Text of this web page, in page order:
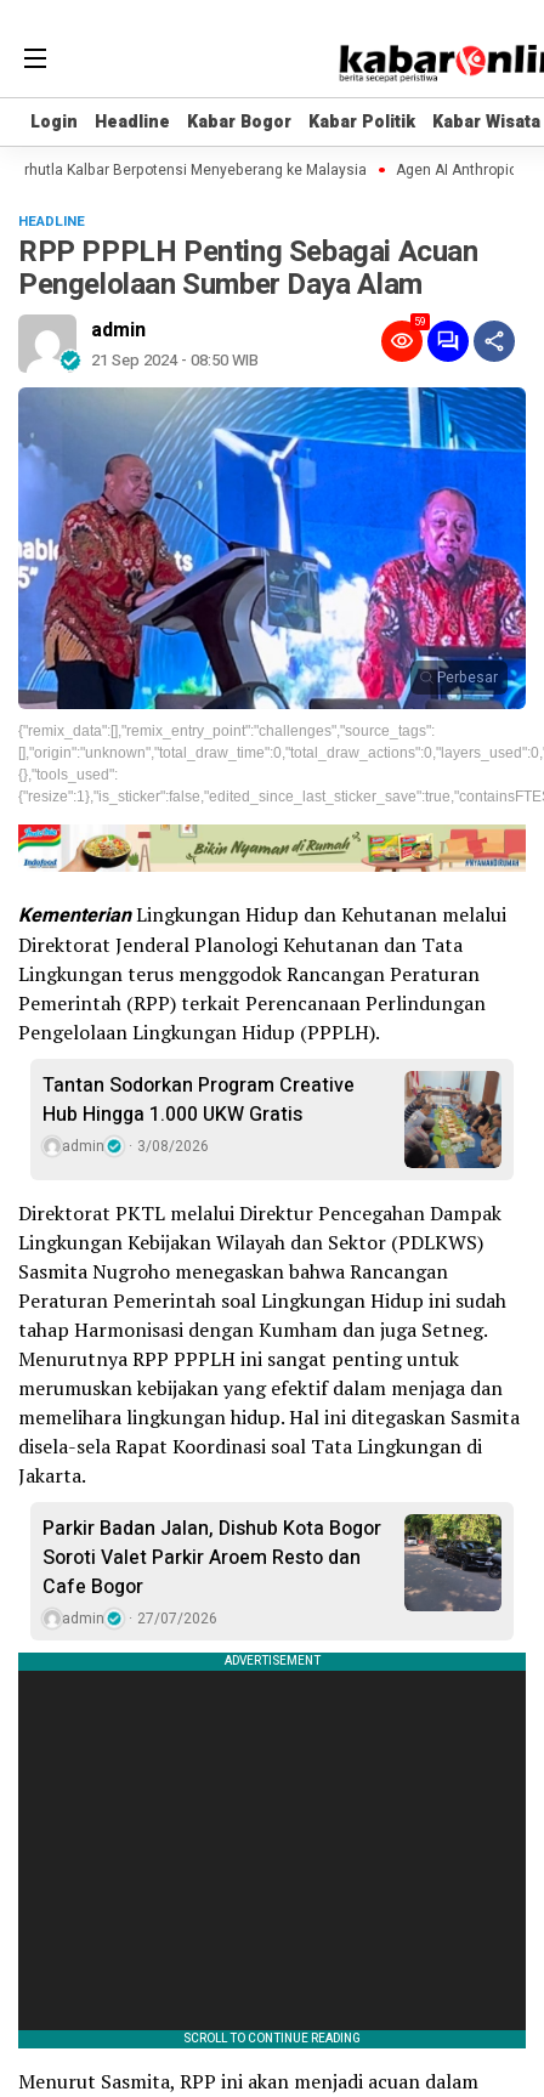
Login Headline Kabar Bogor Kabar Politik Kabar Wisata
Login Headline Kabar Bogor Kabar Politik Kabar Wisata
Kalbar Berpotensi Menyeberang ke Malaysia Agen AI Anthropic dan
HEADLINE
RPP PPPLH Penting Sebagai Acuan
Pengelolaan Sumber Daya Alam
admin
21 Sep 2024 - 08:50 WIB
59
Perbesar
{"remix_data":[],"remix_entry_point":"challenges","source_tags":
{},"tools_used":
KementerianLingkungan Hidup dan Kehutanan melalui
Direktorat Jenderal Planologi Kehutanan dan Tata
Lingkungan terus menggodok Rancangan Peraturan
Pemerintah (RPP) terkait Perencanaan Perlindungan
Pengelolaan Lingkungan Hidup (PPPLH).
Tantan Sodorkan Program Creative
Hub Hingga 1.000 UKW Gratis
admin 3/08/2026
Direktorat PKTL melalui Direktur Pencegahan Dampak
Lingkungan Kebijakan Wilayah dan Sektor (PDLKWS)
Sasmita Nugroho menegaskan bahwa Rancangan
Peraturan Pemerintah soal Lingkungan Hidup ini sudah
tahap Harmonisasi dengan Kumham dan juga Setneg.
Menurutnya RPP PPPLH ini sangat penting untuk
merumuskan kebijakan yang efektif dalam menjaga dan
memelihara lingkungan hidup. Hal ini ditegaskan Sasmita
disela-sela Rapat Koordinasi soal Tata Lingkungan di
Jakarta.
Parkir Badan Jalan, Dishub Kota Bogor
Soroti Valet Parkir Aroem Resto dan
Cafe Bogor
admin 27/07/2026
Menurut Sasmita, RPP ini akan menjadi acuan dalam